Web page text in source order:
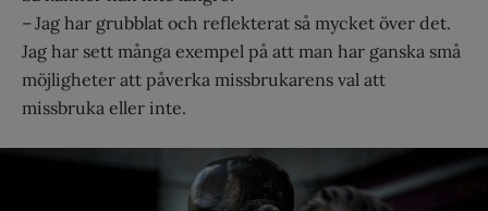
– Jag har grubblat och reflekterat så mycket över det.
Jag har sett många exempel på att man har ganska små
möjligheter att påverka missbrukarens val att
missbruka eller inte.